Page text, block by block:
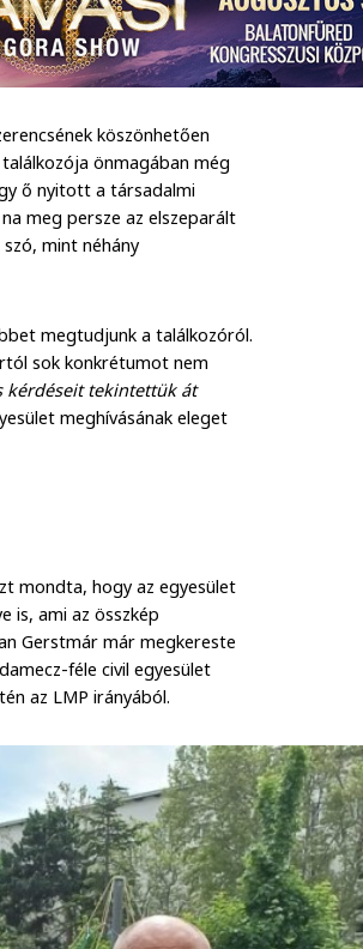
köszönhetően
önmagában még
ő nyitott a társadalmi
meg persze az elszeparált
mint néhány
megtudjunk a találkozóról.
sok konkrétumot nem
kérdéseit tekintettük át
meghívásának eleget
mondta, hogy az egyesület
is, ami az összkép
Gerstmár már megkereste
féle civil egyesület
az LMP irányából.